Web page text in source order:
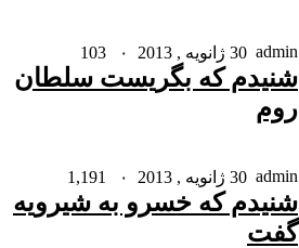
admin 30 ژانویه , 2013 ۰
شنیدم که بگریست سلطان
روم
admin 30 ژانویه , 2013 ۰
شنیدم که خسرو به شیرویه
گفت